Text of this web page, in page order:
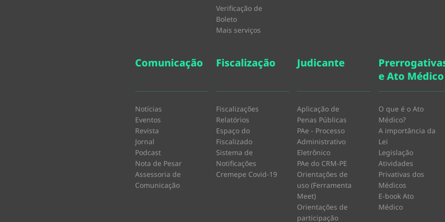
Comunicação
Notícias
Eventos
Revista
Jornal
Podcast
Nota de Pesar
Assessoria de
Comunicação
Verificação de
Boleto
Mais serviços
Fiscalização
Fiscalizações
Relatórios
Espaço do
Fiscalizado
Sistema de
Notificações
Cremepe Covid-19
Judicante
Aplicação de
Penas Públicas
PAe - Processo
Administrativo
Eletrônico
PAe do CRM-PE
Orientações de
uso (Ferramenta
Meet)
Orientações de
participação
e Ato Médico
O que é o Ato
Médico?
A importância da
Lei
Legislação
Atividades
Privativas dos
Médicos
E-book Ato
Médico